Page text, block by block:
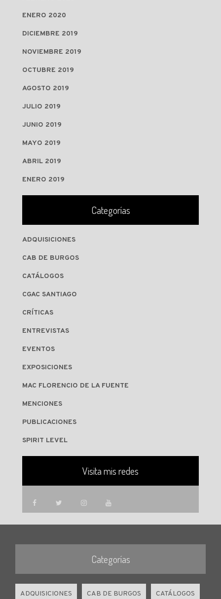
ENERO 2020
DICIEMBRE 2019
NOVIEMBRE 2019
OCTUBRE 2019
AGOSTO 2019
JULIO 2019
JUNIO 2019
MAYO 2019
ABRIL 2019
ENERO 2019
Categorías
ADQUISICIONES
CAB DE BURGOS
CATÁLOGOS
CGAC SANTIAGO
CRÍTICAS
ENTREVISTAS
EVENTOS
EXPOSICIONES
MAC FLORENCIO DE LA FUENTE
MENCIONES
PUBLICACIONES
SPIRIT LEVEL
Visita mis redes
Categorías
ADQUISICIONES CAB DE BURGOS CATÁLOGOS